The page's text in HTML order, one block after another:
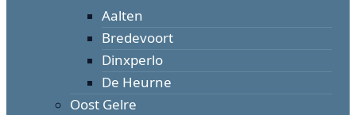
Aalten
Bredevoort
Dinxperlo
De Heurne
Oost Gelre